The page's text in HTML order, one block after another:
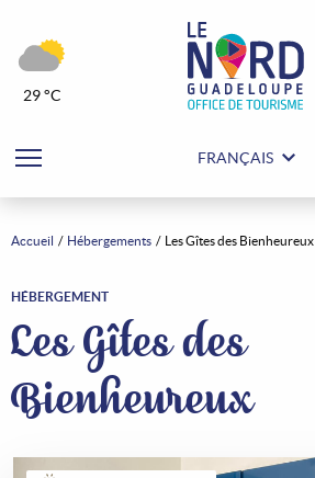
FRANÇAIS
29 °C
Accueil Hébergements Les Gîtes des Bienheureux
HÉBERGEMENT
Les Gîtes des
Bienheureux